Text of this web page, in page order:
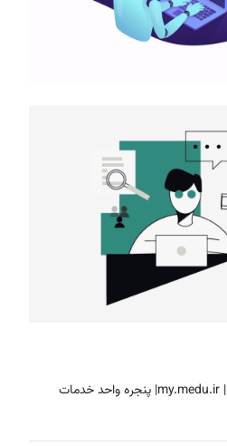
مای مدیو | my.medu.ir| پنجره واحد خدمات